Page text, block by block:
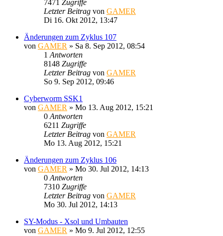
7471 Zugriffe
Letzter Beitrag von GAMER
Di 16. Okt 2012, 13:47
Änderungen zum Zyklus 107
von GAMER » Sa 8. Sep 2012, 08:54
1 Antworten
8148 Zugriffe
Letzter Beitrag von GAMER
So 9. Sep 2012, 09:46
Cyberworm SSK1
von GAMER » Mo 13. Aug 2012, 15:21
0 Antworten
6211 Zugriffe
Letzter Beitrag von GAMER
Mo 13. Aug 2012, 15:21
Änderungen zum Zyklus 106
von GAMER » Mo 30. Jul 2012, 14:13
0 Antworten
7310 Zugriffe
Letzter Beitrag von GAMER
Mo 30. Jul 2012, 14:13
SY-Modus - Xsol und Umbauten
von GAMER » Mo 9. Jul 2012, 12:55